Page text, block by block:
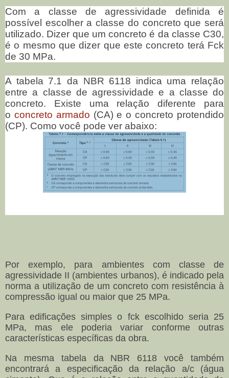
Com a classe de agressividade definida é
possível escolher a classe do concreto que será
utilizado. Dizer que um concreto é da classe C30,
é o mesmo que dizer que este concreto terá Fck
de 30 MPa.
A tabela 7.1 da NBR 6118 indica uma relação
entre a classe de agressividade e a classe do
concreto. Existe uma relação diferente para
o concreto armado (CA) e o concreto protendido
(CP). Como você pode ver abaixo:
Por exemplo, para ambientes com classe de
agressividade II (ambientes urbanos), é indicado pela
norma a utilização de um concreto com resistência à
compressão igual ou maior que 25 MPa.
Para edificações simples o fck escolhido seria 25
MPa, mas ele poderia variar conforme outras
características específicas da obra.
Na mesma tabela da NBR 6118 você também
encontrará a especificação da relação a/c (água